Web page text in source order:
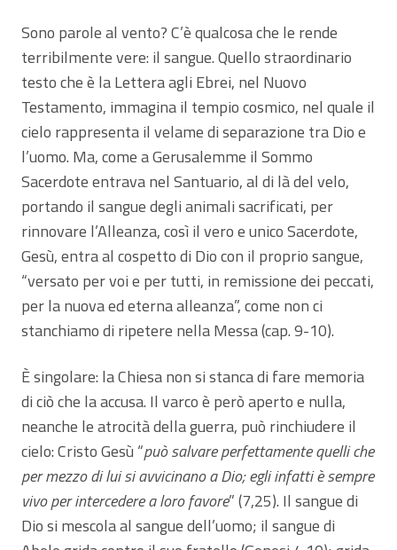
Sono parole al vento? C’è qualcosa che le rende
terribilmente vere: il sangue. Quello straordinario
testo che è la Lettera agli Ebrei, nel Nuovo
Testamento, immagina il tempio cosmico, nel quale il
cielo rappresenta il velame di separazione tra Dio e
l’uomo. Ma, come a Gerusalemme il Sommo
Sacerdote entrava nel Santuario, al di là del velo,
portando il sangue degli animali sacrificati, per
rinnovare l’Alleanza, così il vero e unico Sacerdote,
Gesù, entra al cospetto di Dio con il proprio sangue,
“versato per voi e per tutti, in remissione dei peccati,
per la nuova ed eterna alleanza”, come non ci
stanchiamo di ripetere nella Messa (cap. 9-10).
È singolare: la Chiesa non si stanca di fare memoria
di ciò che la accusa. Il varco è però aperto e nulla,
neanche le atrocità della guerra, può rinchiudere il
cielo: Cristo Gesù “può salvare perfettamente quelli che
per mezzo di lui si avvicinano a Dio; egli infatti è sempre
vivo per intercedere a loro favore” (7,25). Il sangue di
Dio si mescola al sangue dell’uomo; il sangue di